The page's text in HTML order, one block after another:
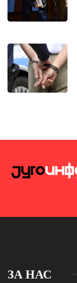
ЗА НАС